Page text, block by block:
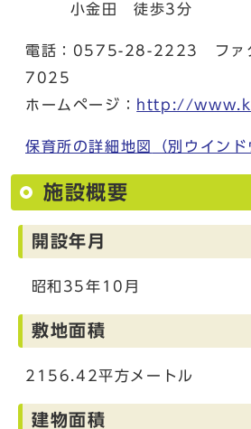
小金田 徒歩3分
電話：0575-28-2223 ファ
7025
ホームページ：
http://
保育所の詳細地図 （別ウインド
施設概要
開設年月
昭和35年10月
敷地面積
2156.42平方メートル
建物面積